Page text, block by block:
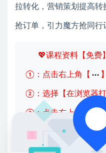
拉转化，营销策划提高转
抢订单，引力魔方抢同行
💖课程资料【免费
①：点击右上角【
②：选择【在浏览器打
③：点击右上方
限时活动：注册新用